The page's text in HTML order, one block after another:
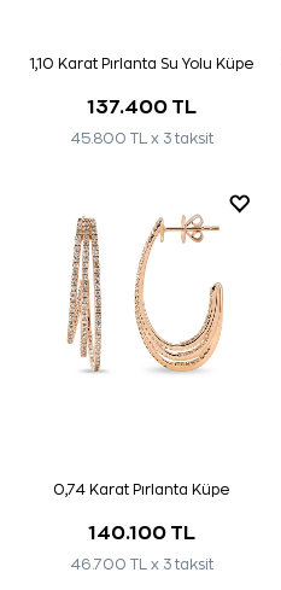
1,10 Karat Pırlanta Su Yolu Küpe
137.400 TL
45.800 TL x 3 taksit
0,74 Karat Pırlanta Küpe
140.100 TL
46.700 TL x 3 taksit